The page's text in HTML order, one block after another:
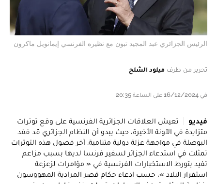
الرئيس الجزائري عبد المجيد تبون مع نظيره الفرنسي إيمانويل ماكرون
تحرير من طرف ميلود الشلح
في 16/12/2024 على الساعة 20:35
فيديو
تعيش العلاقات الجزائرية الفرنسية على وقع توترات
متزايدة في الآونة الأخيرة، حيث يبدو أن النظام الجزائري قد فقد
البوصلة في مواجهة عزلة دولية متنامية. آخر فصول هذه التوترات
تمثلت في استدعاء الجزائر لسفير فرنسا لديها بسبب مزاعم
تفيد بتورط الاستخبارات الفرنسية في « مؤامرات لزعزعة
استقرار البلاد »، حسب ادعاء حكام قصر المرادية المهووسون